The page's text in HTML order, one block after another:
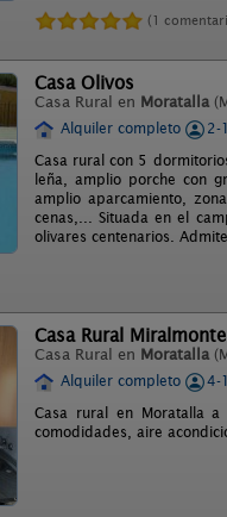
(1
Casa Olivos
Casa Rural en Moratalla
Alquiler completo
2-
Casa rural con 5
leña, amplio porche con
amplio aparcamiento,
cenas,... Situada en el
olivares centenarios.
Casa Rural Miralmonte
Casa Rural en Moratalla
Alquiler completo
4-
Casa rural en Moratalla
comodidades, aire